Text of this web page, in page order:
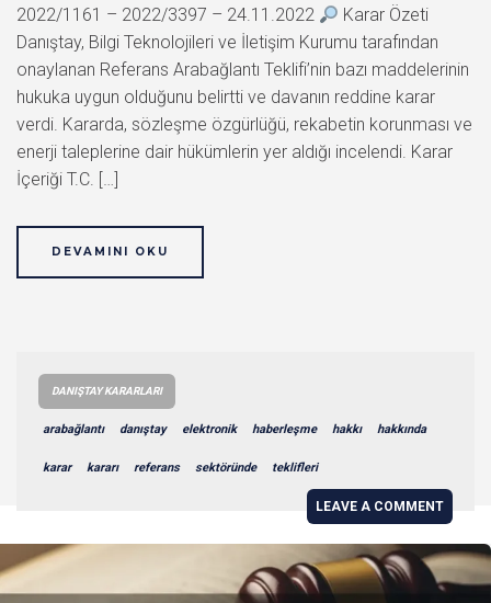
2022/1161 – 2022/3397 – 24.11.2022
Karar Özeti
Danıştay, Bilgi Teknolojileri ve İletişim Kurumu tarafından
onaylanan Referans Arabağlantı Teklifi’nin bazı maddelerinin
hukuka uygun olduğunu belirtti ve davanın reddine karar
verdi. Kararda, sözleşme özgürlüğü, rekabetin korunması ve
enerji taleplerine dair hükümlerin yer aldığı incelendi. Karar
İçeriği T.C. […]
DEVAMINI OKU
DANIŞTAY KARARLARI
arabağlantı danıştay elektronik haberleşme hakkı hakkında
karar kararı referans sektöründe teklifleri
LEAVE A COMMENT